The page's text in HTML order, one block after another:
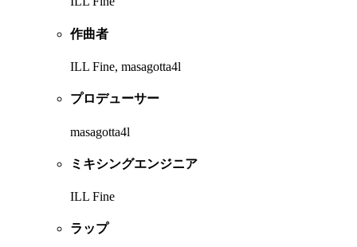
作曲者
ILL Fine, masagotta4l
プロデューサー
masagotta4l
ミキシングエンジニア
ILL Fine
ラップ